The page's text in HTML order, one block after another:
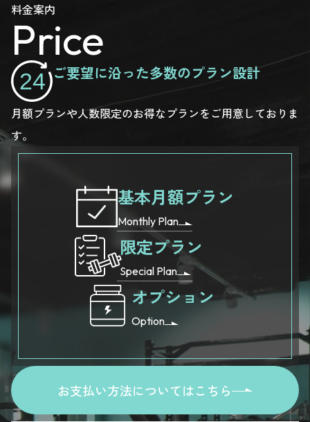
料金案内
Price
ご要望に沿った多数のプラン設計
月額プランや人数限定のお得なプランをご用意しておりま
す。
基本月額プラン
Monthly Plan
限定プラン
Special Plan
オプション
Option
お支払い方法についてはこちら